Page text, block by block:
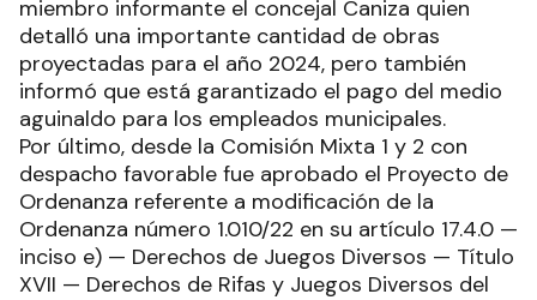
miembro informante el concejal Caniza quien
detalló una importante cantidad de obras
proyectadas para el año 2024, pero también
informó que está garantizado el pago del medio
aguinaldo para los empleados municipales.
Por último, desde la Comisión Mixta 1 y 2 con
despacho favorable fue aprobado el Proyecto de
Ordenanza referente a modificación de la
Ordenanza número 1.010/22 en su artículo 17.4.0 —
inciso e) — Derechos de Juegos Diversos — Título
XVII — Derechos de Rifas y Juegos Diversos del